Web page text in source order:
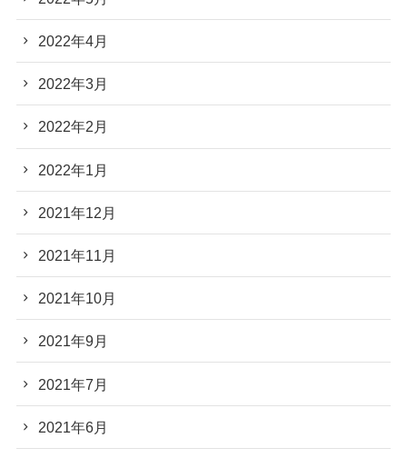
2022年4月
2022年3月
2022年2月
2022年1月
2021年12月
2021年11月
2021年10月
2021年9月
2021年7月
2021年6月